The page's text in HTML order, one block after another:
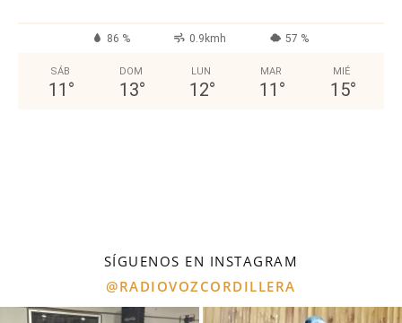
86 % 0.9kmh 57 %
SÁB
11 °
DOM
13°
LUN
12°
MAR
11 °
MIÉ
15°
SÍGUENOS EN INSTAGRAM
@RADIOVOZCORDILLERA